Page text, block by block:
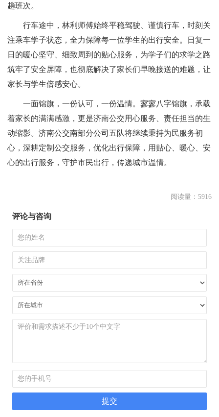
趟班次。
行车途中，林利师傅始终平稳驾驶、谨慎行车，时刻关
注乘车学子状态，全力保障每一位学生的出行安全。日复一
日的暖心坚守、细致周到的贴心服务，为学子们的求学之路
筑牢了安全屏障，也彻底解决了家长们早晚接送的难题，让
家长与学生倍感安心。
一面锦旗，一份认可，一份温情。寥寥八字锦旗，承载
着家长的满满感激，更是济南公交用心服务、责任担当的生
动缩影。济南公交南部分公司五队将继续秉持为民服务初
心，深耕定制公交服务，优化出行保障，用贴心、暖心、安
心的出行服务，守护市民出行，传递城市温情。
阅读量：5916
评论与咨询